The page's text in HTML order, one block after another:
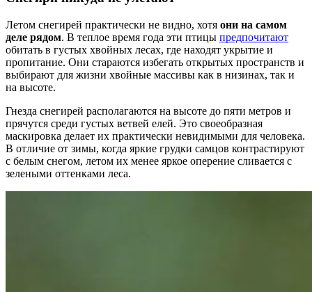
Летом снегирей практически не видно, хотя они на самом
деле рядом. В теплое время года эти птицы предпочитают
обитать в густых хвойных лесах, где находят укрытие и
пропитание. Они стараются избегать открытых пространств и
выбирают для жизни хвойные массивы как в низинах, так и
на высоте.
Гнезда снегирей располагаются на высоте до пяти метров и
прячутся среди густых ветвей елей. Это своеобразная
маскировка делает их практически невидимыми для человека.
В отличие от зимы, когда яркие грудки самцов контрастируют
с белым снегом, летом их менее яркое оперение сливается с
зелеными оттенками леса.